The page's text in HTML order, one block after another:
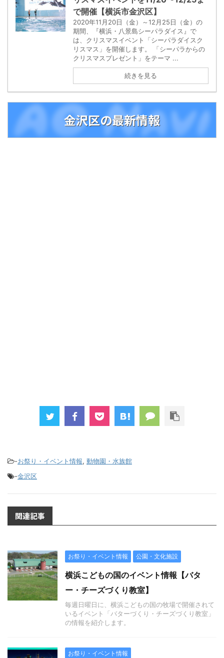
で開催【横浜市金沢区】
2020年11月20日（金）～12月25日（金）の
期間、『横浜・八景島シーパラダイス』で
は、クリスマスイベント「シーパラダイスク
リスマス」を開催します。 「シーパラからの
クリスマスプレゼント」をテーマ ...
続きを見る
金沢区の最新情報
-お祭り・イベント情報, 動物園・水族館
-金沢区
関連記事
お祭り・イベント情報 公園・文化施設
横浜こどもの国のイベント情報【バタ
ー・チーズづくり教室】
毎週日曜日に、横浜こどもの国の牧場で開催されて
いるイベント「バターづくり・チーズづくり教室」
の情報を紹介します。
お祭り・イベント情報